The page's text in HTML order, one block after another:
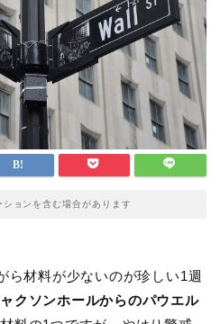
ョンを含む場合があります
ら材料が少ないのが珍しい1週
クソンホールからのパウエル